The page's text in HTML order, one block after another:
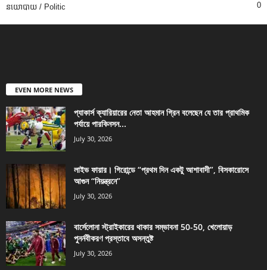
នយោបាយ / Politic 0
EVEN MORE NEWS
প্যাকার্স ক্যারিয়ারের নেতা আহমান গ্রিন বলেছেন যে তার প্রাথমিক
পর্যায়ে পারকিনসন...
July 30, 2026
লাইভ ফায়ার। গিরোন্ডে “প্রথম দিন একটু আশাবাদী”, বিসকারোসে
আগুন “নিয়ন্ত্রনে”
July 30, 2026
বার্সেলোনা স্ট্রাইকারের থাকার সম্ভাবনা 50-50, খেলোয়াড়
পুনর্নবীকরণ প্রস্তাবে অসন্তুষ্ট
July 30, 2026